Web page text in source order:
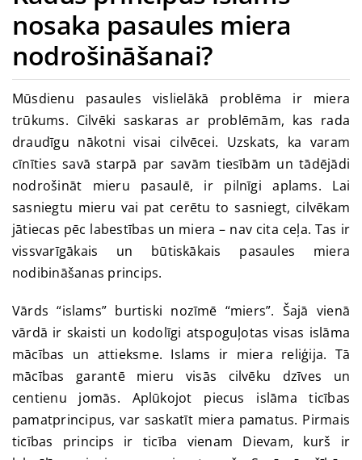
Lūgšanas laiks
nosaka pasaules miera
nodrošināšanai?
Mūsdienu pasaules vislielākā problēma ir miera
trūkums. Cilvēki saskaras ar problēmām, kas rada
draudīgu nākotni visai cilvēcei. Uzskats, ka varam
cīnīties savā starpā par savām tiesībām un tādējādi
nodrošināt mieru pasaulē, ir pilnīgi aplams. Lai
sasniegtu mieru vai pat cerētu to sasniegt, cilvēkam
jātiecas pēc labestības un miera – nav cita ceļa. Tas ir
vissvarīgākais un būtiskākais pasaules miera
nodibināšanas princips.
Vārds “islams” burtiski nozīmē “miers”. Šajā vienā
vārdā ir skaisti un kodolīgi atspoguļotas visas islāma
mācības un attieksme. Islams ir miera reliģija. Tā
mācības garantē mieru visās cilvēku dzīves un
centienu jomās. Aplūkojot piecus islāma ticības
pamatprincipus, var saskatīt miera pamatus. Pirmais
ticības princips ir ticība vienam Dievam, kurš ir